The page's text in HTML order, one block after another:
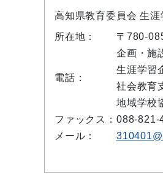
高知県教育委員会 生涯
所在地：
〒780-
電話：
企画・施
生涯学習
社会教育
地域学校
ファックス： 088-821-
メール：